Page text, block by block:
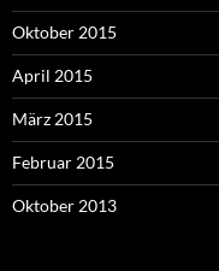
Oktober 2015
April 2015
März 2015
Februar 2015
Oktober 2013